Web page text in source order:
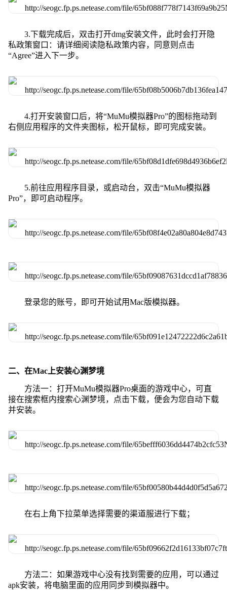
3.下载完成后，双击打开dmg安装文件，此时会打开隐
私政策窗口：请详细阅读隐私政策内容，同意则点击
“Agree”进入下一步。
4.打开安装窗口后，将“MuMu模拟器Pro”的图标拖动到
右侧应用程序的文件夹图标，松开鼠标，即可完成安装。
5.前往应用程序目录，或启动台，双击“MuMu模拟器
Pro”，即可启动程序。
登录您的账号，即可开始试用Mac版模拟器。
二、在Mac上安装心渊梦境
方法一：打开MuMu模拟器Pro桌面的游戏中心，可直
接在搜索框内搜索心渊梦境，点击下载，便会为您自动下载
并安装。
在右上角下拉菜单选择需要的渠道服进行下载；
方法二：如果游戏中心没有找到需要的应用，可以通过
apk安装，将电脑里面的应用同步到模拟器中。